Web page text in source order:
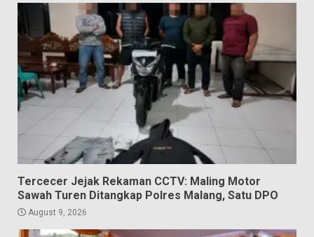
Tercecer Jejak Rekaman CCTV: Maling Motor
Sawah Turen Ditangkap Polres Malang, Satu DPO
August 9, 2026